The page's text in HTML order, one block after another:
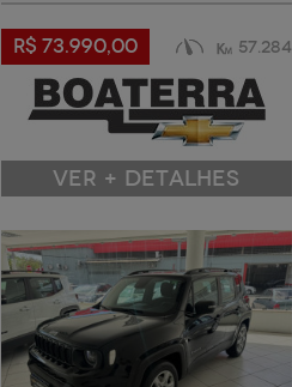
R$ 73.990,00 57.284
VER + DETALHES